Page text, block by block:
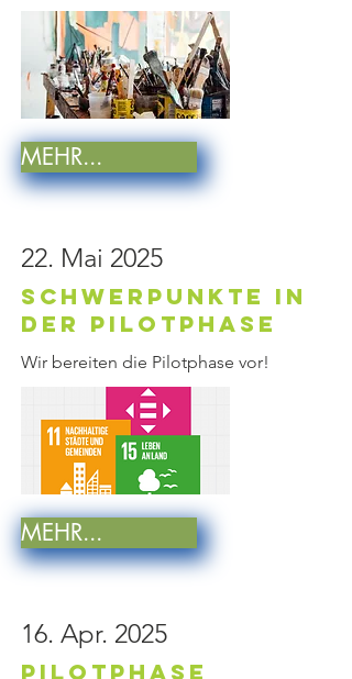
MEHR...
22. Mai 2025
Schwerpunkte in
der Pilotphase
Wir bereiten die Pilotphase vor!
MEHR...
16. Apr. 2025
PilotPhase